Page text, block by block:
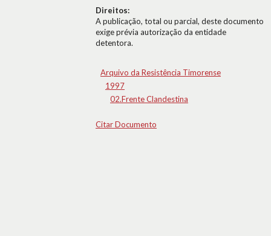
Direitos:
A publicação, total ou parcial, deste documento
exige prévia autorização da entidade
detentora.
Arquivo da Resistência Timorense
1997
02.Frente Clandestina
Citar Documento